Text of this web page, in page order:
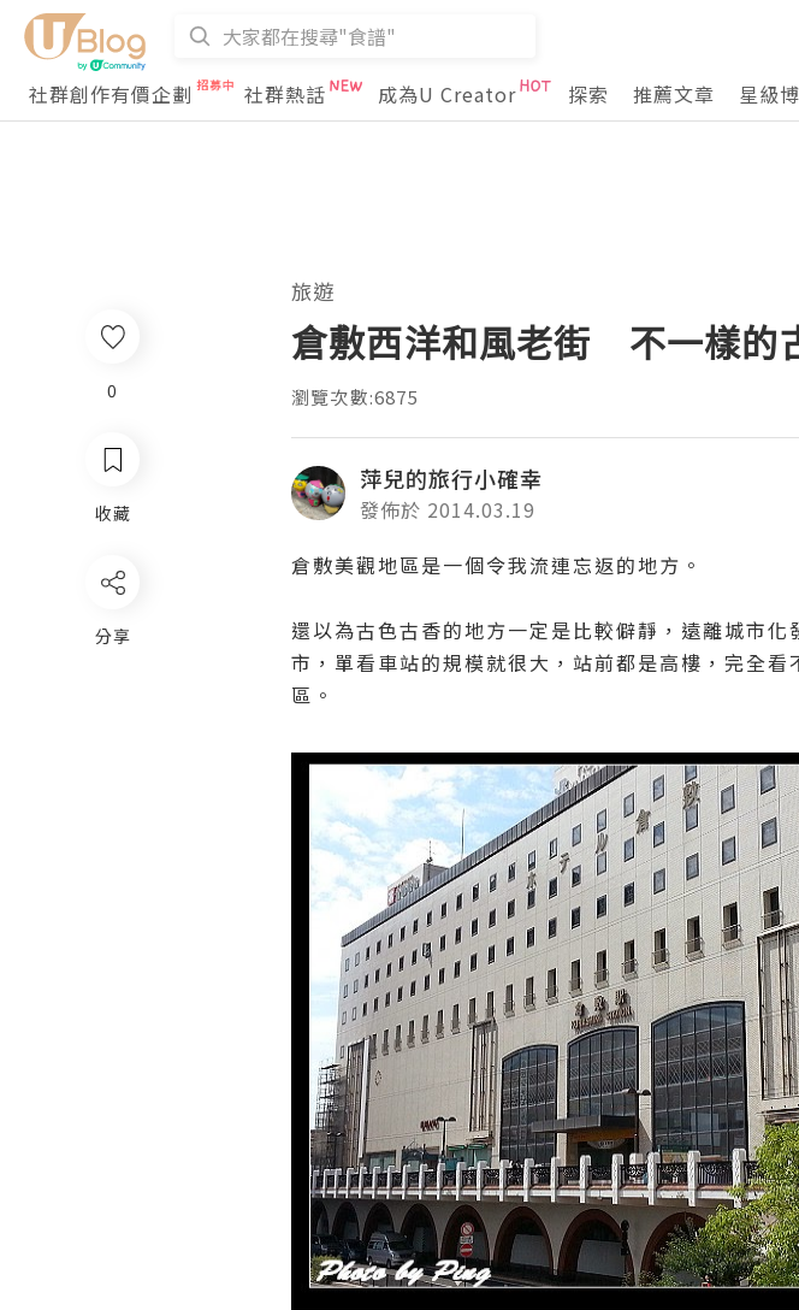
社群創作有價企劃
社群熱話 成為U Creator 探索 推薦文章 星級
0
收藏
分享
旅遊
倉敷西洋和風老街 不一樣的
瀏覽次數:6875
萍兒的旅行小確幸
發佈於 2014.03.19
倉敷美觀地區是一個令我流連忘返的地方。
還以為古色古香的地方一定是比較僻靜，遠離城市
市，單看車站的規模就很大，站前都是高樓，完全
區。